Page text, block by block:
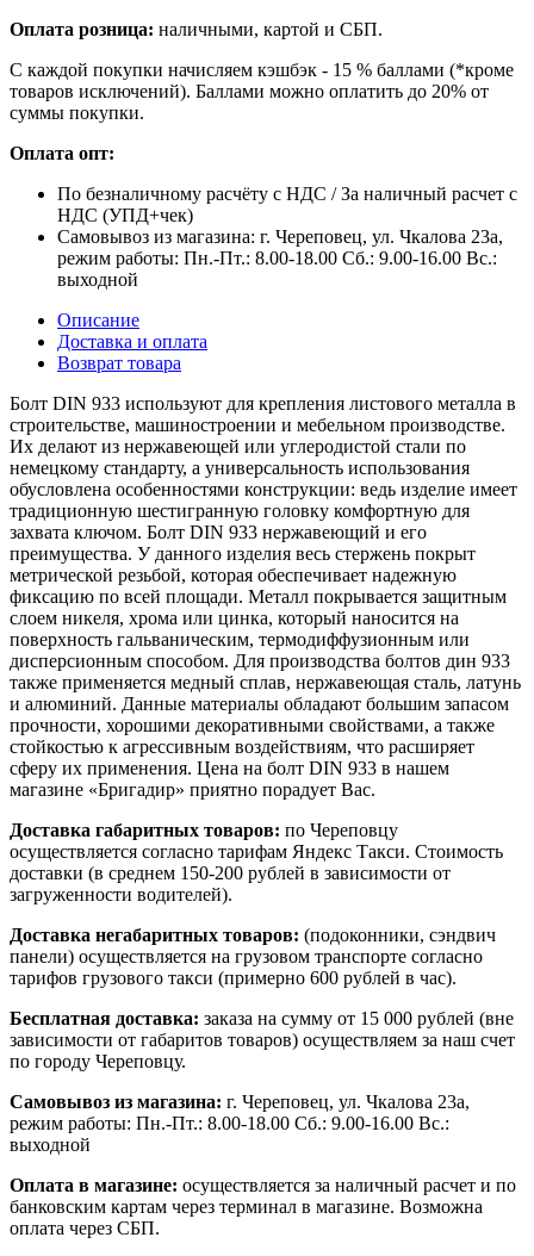
Оплата розница: наличными, картой и СБП.
С каждой покупки начисляем кэшбэк - 15 % баллами (*кроме
товаров исключений). Баллами можно оплатить до 20% от
суммы покупки.
Оплата опт:
По безналичному расчёту с НДС / За наличный расчет с
НДС (УПД+чек)
Самовывоз из магазина: г. Череповец, ул. Чкалова 23а,
режим работы: Пн.-Пт.: 8.00-18.00 Сб.: 9.00-16.00 Вс.:
выходной
Описание
Доставка и оплата
Возврат товара
Болт DIN 933 используют для крепления листового металла в
строительстве, машиностроении и мебельном производстве.
Их делают из нержавеющей или углеродистой стали по
немецкому стандарту, а универсальность использования
обусловлена особенностями конструкции: ведь изделие имеет
традиционную шестигранную головку комфортную для
захвата ключом. Болт DIN 933 нержавеющий и его
преимущества. У данного изделия весь стержень покрыт
метрической резьбой, которая обеспечивает надежную
фиксацию по всей площади. Металл покрывается защитным
слоем никеля, хрома или цинка, который наносится на
поверхность гальваническим, термодиффузионным или
дисперсионным способом. Для производства болтов дин 933
также применяется медный сплав, нержавеющая сталь, латунь
и алюминий. Данные материалы обладают большим запасом
прочности, хорошими декоративными свойствами, а также
стойкостью к агрессивным воздействиям, что расширяет
сферу их применения. Цена на болт DIN 933 в нашем
магазине «Бригадир» приятно порадует Вас.
Доставка габаритных товаров: по Череповцу
осуществляется согласно тарифам Яндекс Такси. Стоимость
доставки (в среднем 150-200 рублей в зависимости от
загруженности водителей).
Доставка негабаритных товаров: (подоконники, сэндвич
панели) осуществляется на грузовом транспорте согласно
тарифов грузового такси (примерно 600 рублей в час).
Бесплатная доставка: заказа на сумму от 15 000 рублей (вне
зависимости от габаритов товаров) осуществляем за наш счет
по городу Череповцу.
Самовывоз из магазина: г. Череповец, ул. Чкалова 23а,
режим работы: Пн.-Пт.: 8.00-18.00 Сб.: 9.00-16.00 Вс.:
выходной
Оплата в магазине: осуществляется за наличный расчет и по
банковским картам через терминал в магазине. Возможна
оплата через СБП.